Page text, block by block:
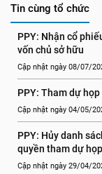
Tin cùng tổ chức
PPY: Nhận cổ
vốn chủ sở hữu
Cập nhật ngày 08/07/
PPY: Tham dự
Cập nhật ngày 04/05/
PPY: Hủy danh
quyền tham dự
Cập nhật ngày 29/04/